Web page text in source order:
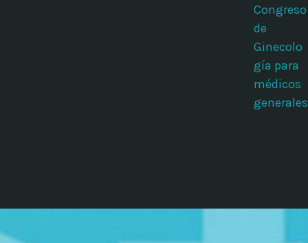
Congreso
de
Ginecolo
gía para
médicos
generales